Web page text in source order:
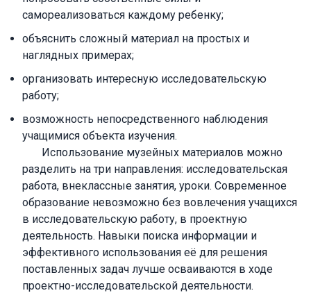
самореализоваться каждому ребенку;
объяснить сложный материал на простых и
наглядных примерах;
организовать интересную исследовательскую
работу;
возможность непосредственного наблюдения
учащимися объекта изучения.
Использование музейных материалов можно
разделить на три направления: исследовательская
работа, внеклассные занятия, уроки. Современное
образование невозможно без вовлечения учащихся
в исследовательскую работу, в проектную
деятельность. Навыки поиска информации и
эффективного использования её для решения
поставленных задач лучше осваиваются в ходе
проектно-исследовательской деятельности.